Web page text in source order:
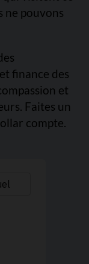
ne pouvons
finance des
et
Faites un
compte.